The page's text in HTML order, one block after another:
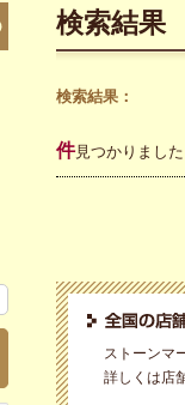
検索結果
検索結果：
件見つかりまし
ストーンマ
詳しくは店